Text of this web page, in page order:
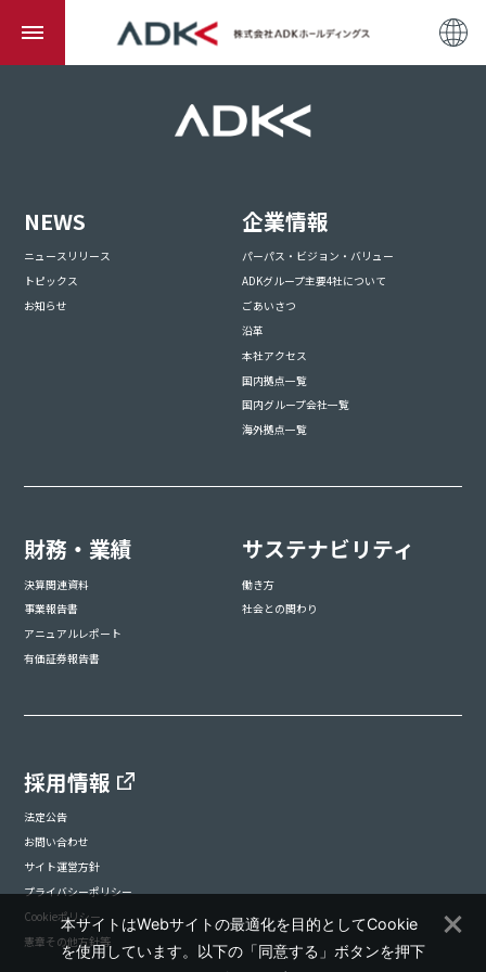
NEWS
ニュースリリース
トピックス
お知らせ
企業情報
パーパス・ビジョン・バリュー
ADKグループ主要4社について
ごあいさつ
沿革
本社アクセス
国内拠点一覧
国内グループ会社一覧
海外拠点一覧
財務・業績
決算関連資料
事業報告書
アニュアルレポート
有価証券報告書
サステナビリティ
働き方
社会との関わり
採用情報
法定公告
お問い合わせ
サイト運営方針
プライバシーポリシー
Cookieポリシー
憲章その他方針等
本サイトはWebサイトの最適化を目的としてCookie
を使用しています。以下の「同意する」ボタンを押下